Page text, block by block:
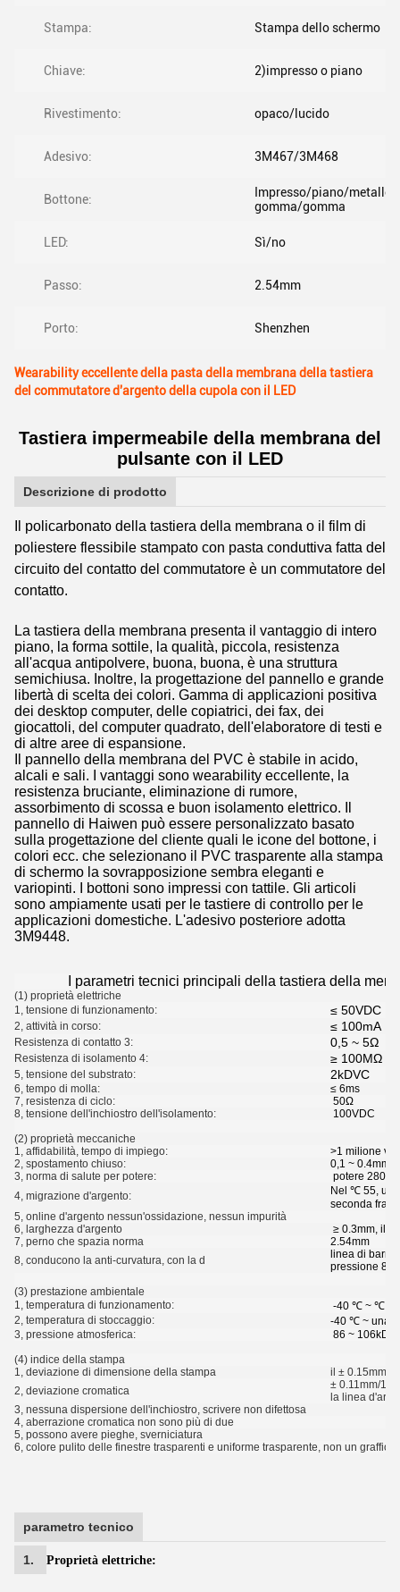
Stampa: Stampa dello schermo
Chiave: 2)impresso o piano
Rivestimento: opaco/lucido
Adesivo: 3M467/3M468
Bottone:
Impresso/piano/
gomma/gomma
LED: Sì/no
Passo: 2.54mm
Porto: Shenzhen
Wearability eccellente della pasta della membrana della tastiera
del commutatore d'argento della cupola con il LED
Tastiera impermeabile della membrana del
pulsante con il LED
Descrizione di prodotto
Il policarbonato della tastiera della membrana o il film di
poliestere flessibile stampato con pasta conduttiva fatta del
circuito del contatto del commutatore è un commutatore del
contatto.
La tastiera della membrana presenta il vantaggio di intero
piano, la forma sottile, la qualità, piccola, resistenza
all'acqua antipolvere, buona, buona, è una struttura
semichiusa. Inoltre, la progettazione del pannello e grande
libertà di scelta dei colori. Gamma di applicazioni positiva
dei desktop computer, delle copiatrici, dei fax, dei
giocattoli, del computer quadrato, dell'elaboratore di testi e
di altre aree di espansione.
Il pannello della membrana del PVC è stabile in acido,
alcali e sali. I vantaggi sono wearability eccellente, la
resistenza bruciante, eliminazione di rumore,
assorbimento di scossa e buon isolamento elettrico. Il
pannello di Haiwen può essere personalizzato basato
sulla progettazione del cliente quali le icone del bottone, i
colori ecc. che selezionano il PVC trasparente alla stampa
di schermo la sovrapposizione sembra eleganti e
variopinti. I bottoni sono impressi con tattile. Gli articoli
sono ampiamente usati per le tastiere di controllo per le
applicazioni domestiche. L'adesivo posteriore adotta
3M9448.
I parametri tecnici principali della tastiera della
(1) proprietà elettriche
1, tensione di funzionamento:
≤ 50VDC
2, attività in corso: ≤ 100mA
Resistenza di contatto 3: 0,5 ~ 5Ω
Resistenza di isolamento 4: ≥ 100MΩ
5, tensione del substrato: 2kDVC
6, tempo di molla:
≤ 6ms
7, resistenza di ciclo:
50Ω
8, tensione dell'inchiostro dell'isolamento:
100VDC
(2) proprietà meccaniche
1, affidabilità, tempo di impiego:
>1 milione
2, spostamento chiuso:
0,1 ~ 0.4mm
3, norma di salute per potere:
potere 280g
4, migrazione d'argento:
Nel ℃ 55,
seconda fra il
5, online d'argento nessun'ossidazione, nessun impurità
6, larghezza d'argento
≥ 0.3mm, il
7, perno che spazia norma
2.54mm
8, conducono la anti-curvatura, con la d
linea di
pressione 80
(3) prestazione ambientale
1, temperatura di funzionamento:
-40 ℃ ~ ℃
2, temperatura di stoccaggio:
-40 ℃ ~ una
3, pressione atmosferica:
86 ~ 106kDa
(4) indice della stampa
1, deviazione di dimensione della stampa
il ± 0.15mm,
2, deviazione cromatica
± 0.11mm/
la linea
3, nessuna dispersione dell'inchiostro, scrivere non difettosa
4, aberrazione cromatica non sono più di due
5, possono avere pieghe, sverniciatura
6, colore pulito delle finestre trasparenti e uniforme trasparente, non un graffio
parametro tecnico
1. Proprietà elettriche: